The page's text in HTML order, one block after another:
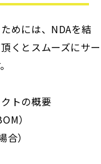
めには、NDAを結
くとスムーズにサー
トの概要
）
）